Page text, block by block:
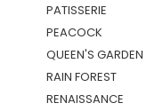
PATISSERIE
PEACOCK
QUEEN'S GARDEN
RAIN FOREST
RENAISSANCE